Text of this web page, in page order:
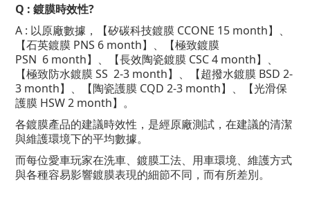
Q : 鍍膜時效性?
A : 以原廠數據，【矽碳科技鍍膜 CCONE 15 month】、
【石英鍍膜 PNS 6 month】、
【極致鍍膜
PSN 6 month】 、【長效陶瓷鍍膜 CSC4 month】、
【極致防水鍍膜 SS 2-3 month】、【超撥水鍍膜 BSD 2-
3 month】、【陶瓷護膜 CQD 2-3 month】、【光滑保
護膜 HSW2 month】。
各鍍膜產品的建議時效性，是經原廠測試，在建議的清潔
與維護環境下的平均數據。
而每位愛車玩家在洗車、鍍膜工法、用車環境、維護方式
與各種容易影響鍍膜表現的細節不同，而有所差別。